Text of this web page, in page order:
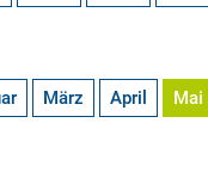
März April Mai